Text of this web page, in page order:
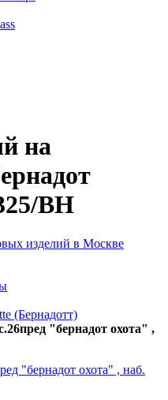
на
BH
изделий в Москве
(Бернадотт)
"бернадот охота" ,